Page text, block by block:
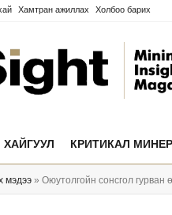
Хамтран ажиллах Холбоо барих
ХАЙГУУЛ КРИТИКАЛ
мэдээ » Оюутолгойн сонсгол гурван